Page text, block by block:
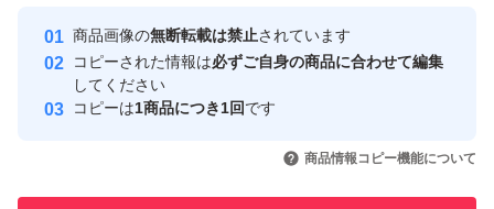
安心取引出品者
心・安全なユーザーです
取引実績
引を完了させた実績があります
商品画像の無断転載は禁止されています
コピーされた情報は必ずご自身の商品に合わせて編集
してください
コピーは1商品につき1回です
商品情報コピー機能について